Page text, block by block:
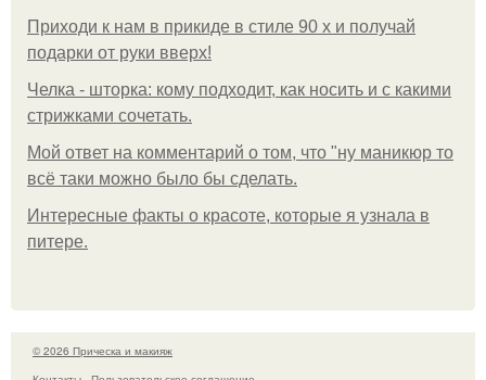
Приходи к нам в прикиде в стиле 90 х и получай
подарки от руки вверх!
Челка - шторка: кому подходит, как носить и с какими
стрижками сочетать.
Мой ответ на комментарий о том, что "ну маникюр то
всё таки можно было бы сделать.
Интересные факты о красоте, которые я узнала в
питере.
© 2026 Прическа и макияж